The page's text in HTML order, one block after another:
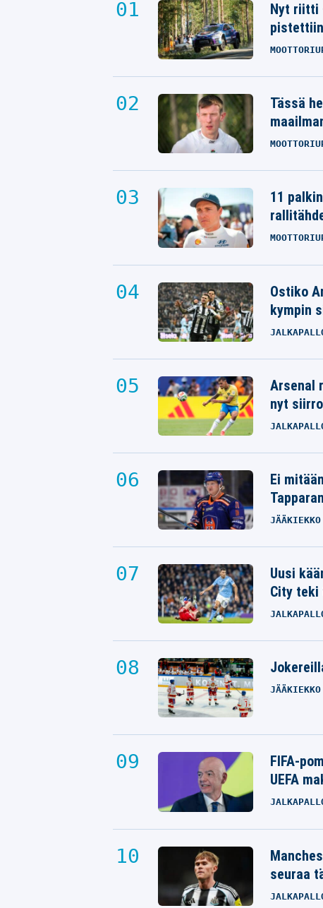
Nyt riitti
Tässä
11
Ostiko
kympin
Arsenal
nyt
Ei
JÄÄKIEKKO
Uusi
City teki
JÄÄKIEKKO
FIFA-
UEFA
seuraa